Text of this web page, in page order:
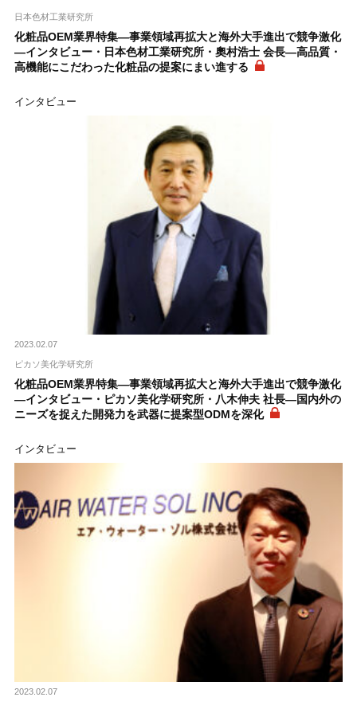
日本色材工業研究所
化粧品OEM業界特集―事業領域再拡大と海外大手進出で競争激化
―インタビュー・日本色材工業研究所・奧村浩士 会長―高品質・
高機能にこだわった化粧品の提案にまい進する
インタビュー
2023.02.07
ピカソ美化学研究所
化粧品OEM業界特集―事業領域再拡大と海外大手進出で競争激化
―インタビュー・ピカソ美化学研究所・八木伸夫 社長―国内外の
ニーズを捉えた開発力を武器に提案型ODMを深化
インタビュー
2023.02.07